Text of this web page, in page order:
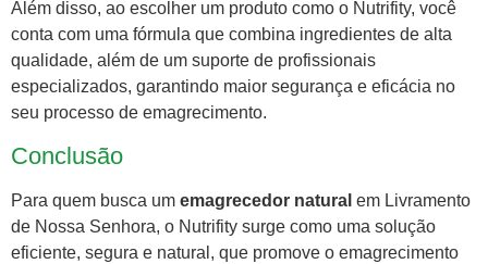
Além disso, ao escolher um produto como o Nutrifity, você
conta com uma fórmula que combina ingredientes de alta
qualidade, além de um suporte de profissionais
especializados, garantindo maior segurança e eficácia no
seu processo de emagrecimento.
Conclusão
Para quem busca um emagrecedor natural em Livramento
de Nossa Senhora, o Nutrifity surge como uma solução
eficiente, segura e natural, que promove o emagrecimento